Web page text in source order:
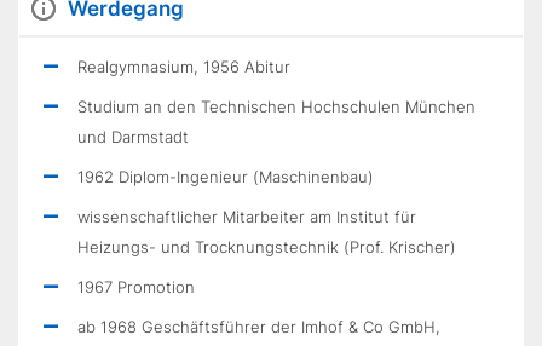
Werdegang
Realgymnasium, 1956 Abitur
Studium an den Technischen Hochschulen München
und Darmstadt
1962 Diplom-Ingenieur (Maschinenbau)
wissenschaftlicher Mitarbeiter am Institut für
Heizungs- und Trocknungstechnik (Prof. Krischer)
1967 Promotion
ab 1968 Geschäftsführer der Imhof & Co GmbH,